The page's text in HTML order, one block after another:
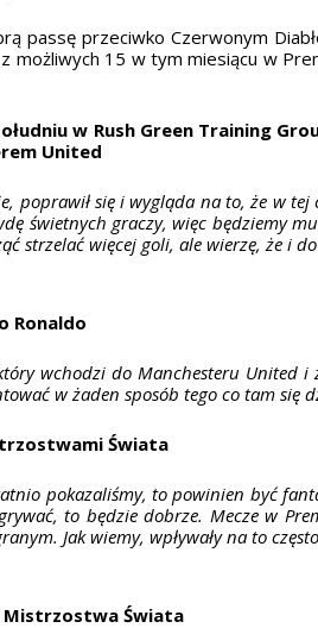
passę przeciwko Czerwonym
możliwych 15 w tym miesiącu w
w Rush Green Training
United
poprawił się i wygląda na to, że w
świetnych graczy, więc będziemy
strzelać więcej goli, ale wierzę, że i
Ronaldo
wchodzi do Manchesteru
w żaden sposób tego co tam się
Świata
pokazaliśmy, to powinien być
to będzie dobrze. Mecze w
Jak wiemy, wpływały na to
Mistrzostwa Świata